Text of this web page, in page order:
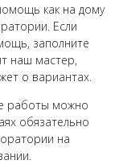
как на дому
Если
заполните
наш мастер,
о вариантах.
работы можно
обязательно
на